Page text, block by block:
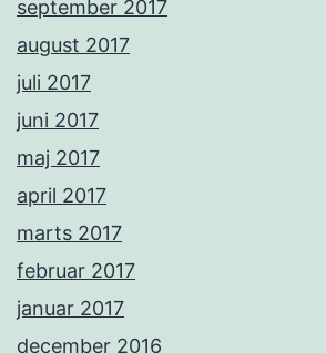
september 2017
august 2017
juli 2017
juni 2017
maj 2017
april 2017
marts 2017
februar 2017
januar 2017
december 2016